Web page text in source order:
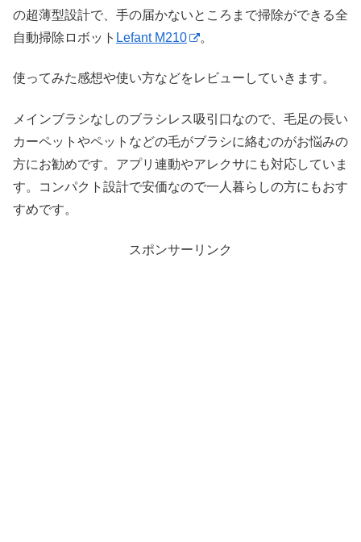
の超薄型設計で、手の届かないところまで掃除ができる全
自動掃除ロボット Lefant M210 。
使ってみた感想や使い方などをレビューしていきます。
メインブラシなしのブラシレス吸引口なので、毛足の長い
カーペットやペットなどの毛がブラシに絡むのがお悩みの
方にお勧めです。アプリ連動やアレクサにも対応していま
す。コンパクト設計で安価なので一人暮らしの方にもおす
すめです。
スポンサーリンク